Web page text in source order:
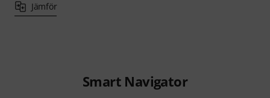
Jämför
Smart Navigator